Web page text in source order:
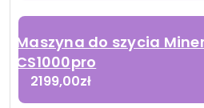
Maszyna do szycia
CS1000pro
2199,00zł